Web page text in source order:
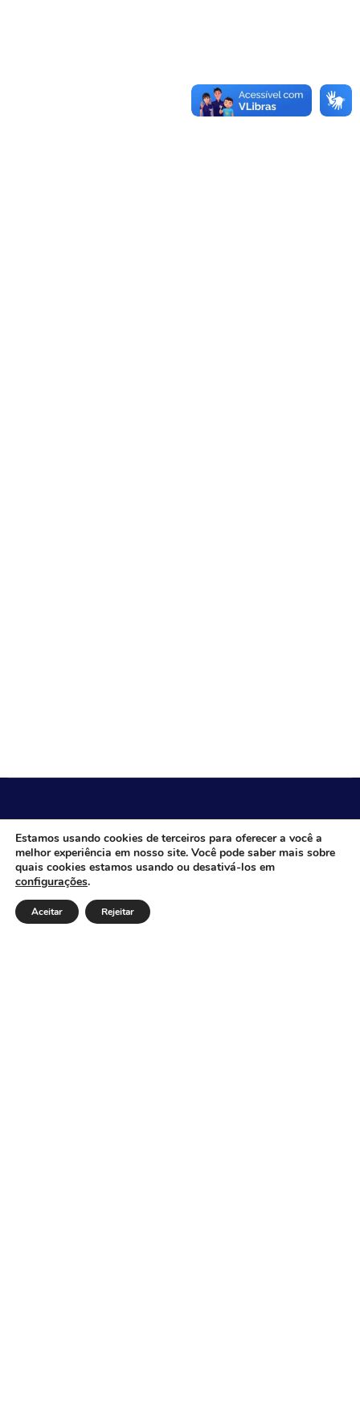
CÂMARA MUNICIPAL DE ITACARAMBI - MG
Endereço: Av. Juca Nascimento, n.º 240, Nossa Senhora
de Fátima, Itacarambi/MG – CEP: 39470-000 Email:
Telefone: Horário de Funcionamento: De segunda-à
Estamos usando cookies de terceiros para oferecer a você a
melhor experiência em nosso site. Você pode saber mais sobre
quais cookies estamos usando ou desativá-los em
configurações.
Aceitar Rejeitar